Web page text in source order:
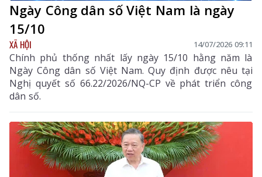
Ngày Công dân số Việt Nam là ngày
15/10
XÃ HỘI 14/07/2026 09:11
Chính phủ thống nhất lấy ngày 15/10 hằng năm là
Ngày Công dân số Việt Nam. Quy định được nêu tại
Nghị quyết số 66.22/2026/NQ-CP về phát triển công
dân số.